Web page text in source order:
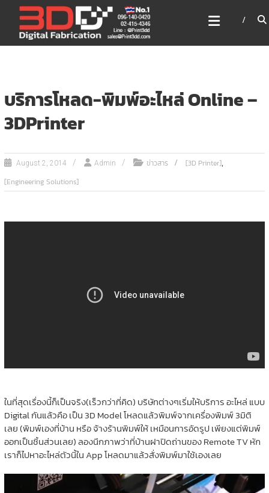
content
3DD DIGITAL FABRICATION
เครื่องพิมพ์3มิติ สแกนเนอร์
เลเซอร์
บริการโหลด-พิมพ์อะไหล่ Online –
3DPrinter
August 2, 2014 Admin ข่าวสาร [3D Printer],
[Engineering Solutions]
ในที่สุดเรื่องนี้ก็เป็นจริง(เร็วกว่าที่คิด) บริษัทต่างๆเริ่มให้บริการ อะไหล่ แบบ
Digital กันแล้วคือ เป็น 3D Model โหลดแล้วพิมพ์จากเครื่องพิมพ์ 3มิติ
เลย (พิมพ์เองที่บ้าน หรือ จ้างร้านพิมพ์ให้ เหมือนการอัดรูป เพียงแต่พิมพ์
ออกเป็นชิ้นส่วนเลย) ลองนึกภาพว่าที่บ้านฝาปิดถ่านของ Remote TV หัก
เราก็ไปหาอะไหล่ตัวนี้ใน App โหลดมาแล้วสั่งพิมพ์มาใช้เองเลย